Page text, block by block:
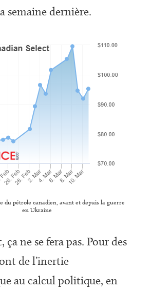
semaine dernière.
du pétrole canadien, avant et depuis la guerre
en Ukraine
ne se fera pas. Pour des
de l’inertie
au calcul politique, en